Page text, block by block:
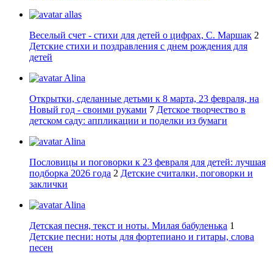
allas
Веселый счет - стихи для детей о цифрах, С. Маршак 2
Детские стихи и поздравления с днем рождения для
детей
Alina
Открытки, сделанные детьми к 8 марта, 23 февраля, на
Новый год - своими руками 7 Детское творчество в
детском саду: аппликации и поделки из бумаги
Alina
Пословицы и поговорки к 23 февраля для детей: лучшая
подборка 2026 года 2 Детские считалки, поговорки и
заклички
Alina
Детская песня, текст и ноты. Милая бабуленька 1
Детские песни: ноты для фортепиано и гитары, слова
песен